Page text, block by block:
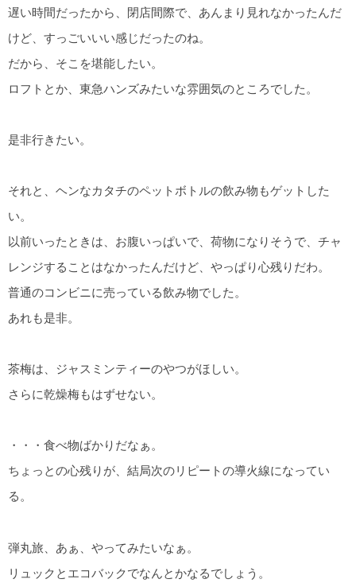
遅い時間だったから、閉店間際で、あんまり見れなかったんだ
けど、すっごいいい感じだったのね。
だから、そこを堪能したい。
ロフトとか、東急ハンズみたいな雰囲気のところでした。
是非行きたい。
それと、ヘンなカタチのペットボトルの飲み物もゲットした
い。
以前いったときは、お腹いっぱいで、荷物になりそうで、チャ
レンジすることはなかったんだけど、やっぱり心残りだわ。
普通のコンビニに売っている飲み物でした。
あれも是非。
茶梅は、ジャスミンティーのやつがほしい。
さらに乾燥梅もはずせない。
・・・食べ物ばかりだなぁ。
ちょっとの心残りが、結局次のリピートの導火線になってい
る。
弾丸旅、あぁ、やってみたいなぁ。
リュックとエコバックでなんとかなるでしょう。